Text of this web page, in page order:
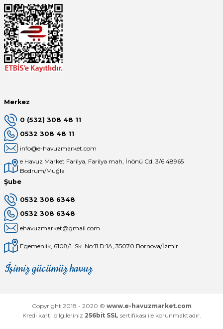
Merkez
0 (532) 308 48 11
0532 308 48 11
info@e-havuzmarket.com
e Havuz Market Farilya, Farilya mah, İnönü Cd. 3/6 48965
Bodrum/Muğla
Şube
0532 308 6348
0532 308 6348
ehavuzmarket@gmail.com
Egemenlik, 6108/1. Sk. No:11 D:1A, 35070 Bornova/İzmir
İşimiz gücümüz havuz
Mağaza
Depomuz
Copyright 2018 - 2020 © www.e-havuzmarket.com
Kredi kartı bilgileriniz 256bit SSL sertifikası ile korunmaktadır.